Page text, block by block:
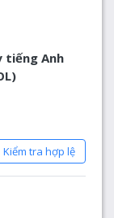
tiếng Anh
Kiểm tra hợp lệ